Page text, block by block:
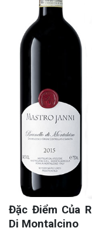
Đặc Điểm Của
Di Montalcino